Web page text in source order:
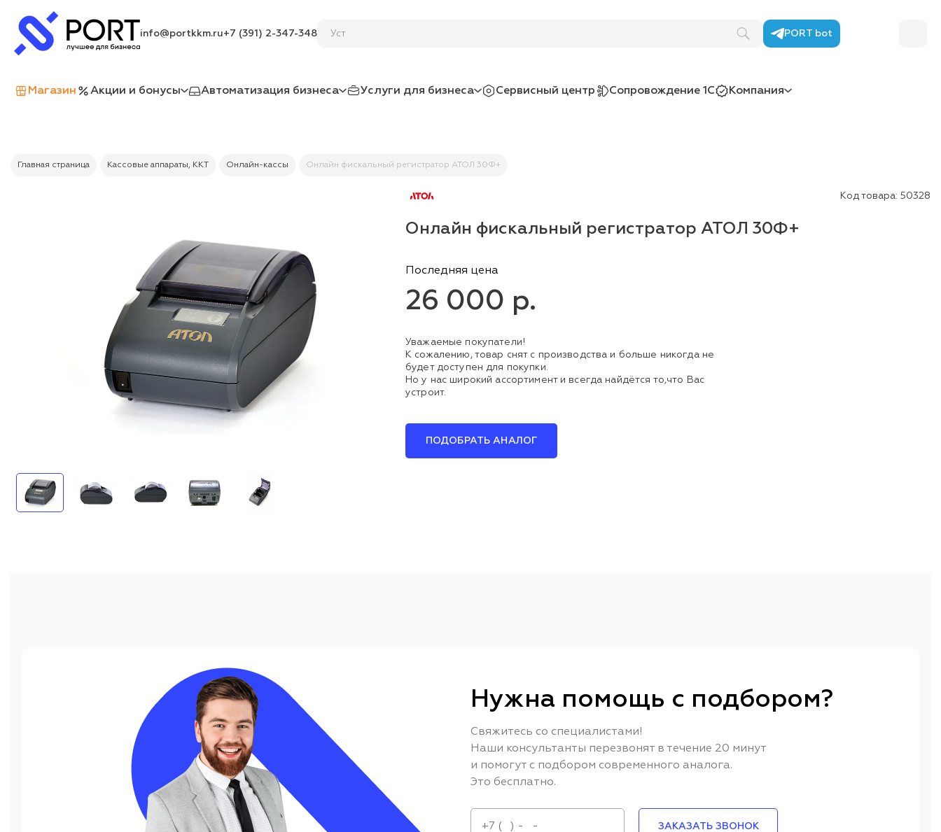
info@portkkm.ru+7 (391) 2-347-348 Установка ан PORT bot
Магазин Акции и бонусы Автоматизация бизнеса Услуги для бизнеса Сервисный центр Сопровождение 1С Компания
Главная страница Кассовые аппараты, ККТ Онлайн-кассы Онлайн фискальный регистратор АТОЛ 30Ф+
Код товара: 50328
Онлайн фискальный регистратор АТОЛ 30Ф+
Последняя цена
26 000 р.
Уважаемые покупатели!
К сожалению, товар снят с производства и больше никогда не
будет доступен для покупки.
Но у нас широкий ассортимент и всегда найдётся то,что Вас
устроит.
ПОДОБРАТЬ АНАЛОГ
Нужна помощь с подбором?
Свяжитесь со специалистами!
Наши консультанты перезвонят в течение 20 минут
и помогут с подбором современного аналога.
Это бесплатно.
ЗАКАЗАТЬ ЗВОНОК